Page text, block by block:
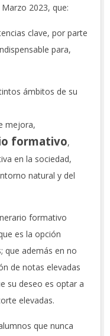
2023, que:
clave, por parte
para,
ámbitos de su
mejora,
formativo,
en la sociedad,
natural y del
formativo
es la opción
que además en no
de notas elevadas
su deseo es optar a
elevadas.
que nunca